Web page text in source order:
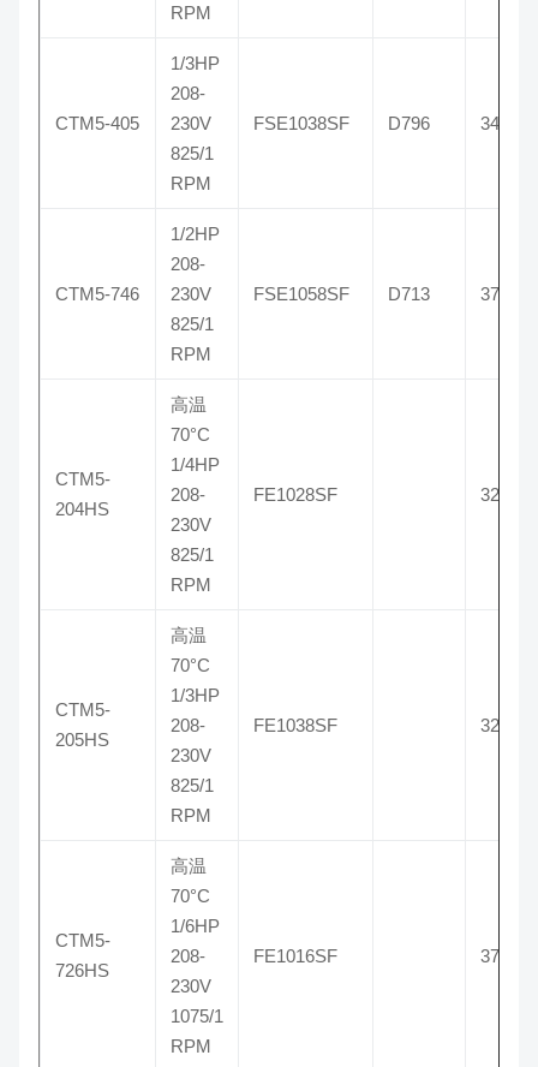
RPM
CTM5-405
1/3HP
208-
230V
825/1
RPM
FSE1038SF D796 3405
CTM5-746
1/2HP
208-
230V
825/1
RPM
FSE1058SF D713 3746
CTM5-
204HS
高温
70°C
1/4HP
208-
230V
825/1
RPM
FE1028SF
CTM5-
205HS
高温
70°C
1/3HP
208-
230V
825/1
RPM
FE1038SF
CTM5-
726HS
高温
70°C
1/6HP
208-
230V
1075/1
RPM
FE1016SF